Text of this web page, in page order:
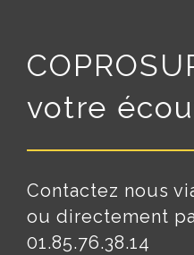
votre
Contactez nous
ou directement
01.85.76.38.14